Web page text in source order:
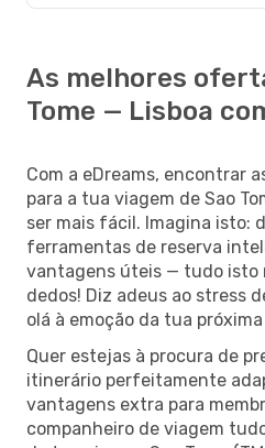
As melhores
Tome — Lisboa
Com a eDreams, encontrar
para a tua viagem de Sao
ser mais fácil. Imagina isto:
ferramentas de reserva
vantagens úteis — tudo isto
dedos! Diz adeus ao stress
olá à emoção da tua
Quer estejas à procura de
itinerário perfeitamente
vantagens extra para
companheiro de viagem